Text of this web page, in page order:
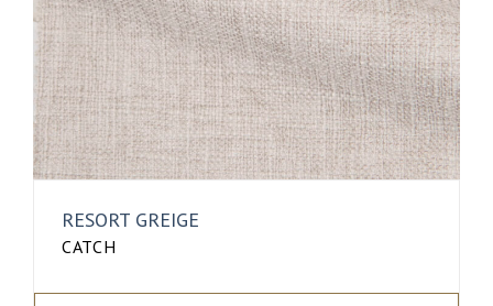
RESORT GREIGE
CATCH